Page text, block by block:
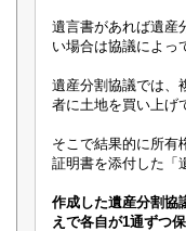
遺言書があれば遺産
い場合は協議によっ
遺産分割協議では、
者に土地を買い上げ
そこで結果的に所有
証明書を添付した「
作成した遺産分割協
えで各自が1通ずつ